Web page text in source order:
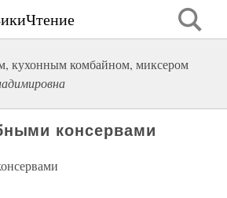
кухонным комбайном, миксером
консервами